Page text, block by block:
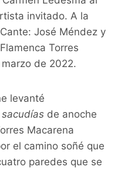
invitado. A la
José Méndez y
Torres
de 2022.
levanté
sacudías de anoche
Macarena
el camino soñé que
paredes que se